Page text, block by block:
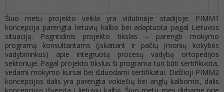
Šiuo metu projekto veikla yra vidutinėje stadijoje: PIMM1
koncepcija parengta lietuvių kalba bei adaptuota pagal Lietuvos
situaciją. Pagrindinis projekto tikslas – parengti mokymo
programą konsultantams (įskaitant ir pačių įmonių kokybės
vadybininkus) apie integruotą procesų vadybą ortopedijos
sektoriuje. Pagal projekto tikslus ši programa turi būti sertifikuota,
vedami mokymo kursai bei išduodami sertifikatai. Didžioji PIMM2
koncepcijos dalis yra parengta vokiečių bei anglų kalbomis, dalis